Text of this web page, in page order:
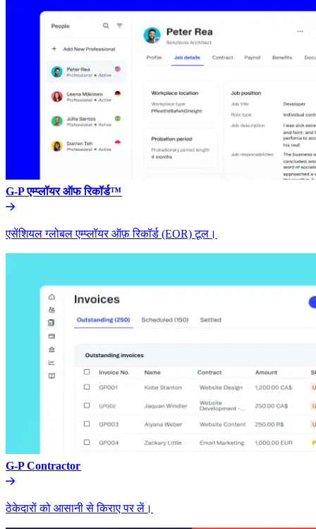
G-P एम्प्लॉयर ऑफ रिकॉर्ड™​​
एसेंशियल ग्लोबल एम्प्लॉयर ऑफ़ रिकॉर्ड (EOR) टूल।​​
G-P Contractor​​
ठेकेदारों को आसानी से किराए पर लें।​​